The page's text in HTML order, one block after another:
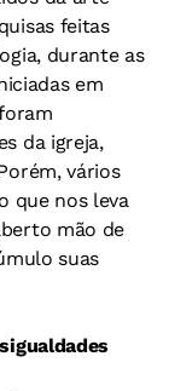
feitas
durante as
em
da igreja,
vários
que nos leva
mão de
suas